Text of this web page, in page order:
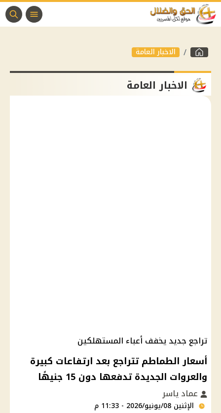
الاخبار العامة
الاخبار العامة
تراجع جديد يخفف أعباء المستهلكين
أسعار الطماطم تتراجع بعد ارتفاعات كبيرة
والعروات الجديدة تدفعها دون 15 جنيهًا
عماد ياسر
الإثنين 08/يونيو/2026 - 11:33 م